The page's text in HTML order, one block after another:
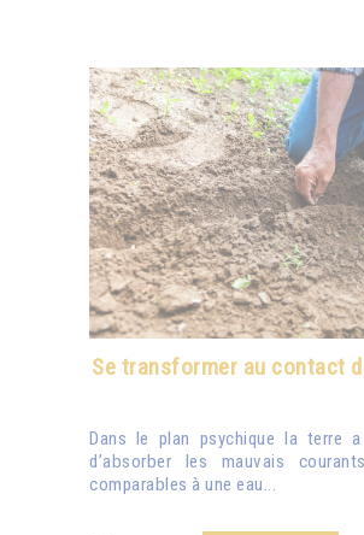
Se transformer au contact
Dans le plan psychique la terre
d’absorber les mauvais
comparables à une eau...